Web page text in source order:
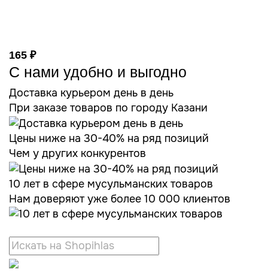
165 ₽
С нами удобно и выгодно
Доставка курьером день в день
При заказе товаров по городу Казани
Цены ниже на 30-40% на ряд позиций
Чем у других конкурентов
10 лет в сфере мусульманских товаров
Нам доверяют уже более 10 000 клиентов